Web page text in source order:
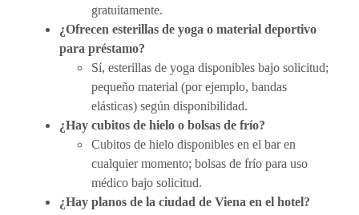
gratuitamente.
¿Ofrecen esterillas de yoga o material deportivo
para préstamo?
Sí, esterillas de yoga disponibles bajo solicitud;
pequeño material (por ejemplo, bandas
elásticas) según disponibilidad.
¿Hay cubitos de hielo o bolsas de frío?
Cubitos de hielo disponibles en el bar en
cualquier momento; bolsas de frío para uso
médico bajo solicitud.
¿Hay planos de la ciudad de Viena en el hotel?